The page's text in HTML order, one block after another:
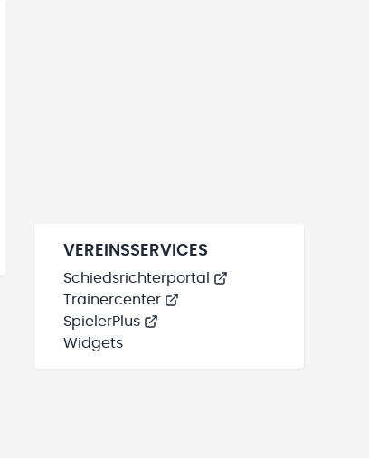
VEREINSSERVICES
Schiedsrichterportal
Trainercenter
SpielerPlus
Widgets